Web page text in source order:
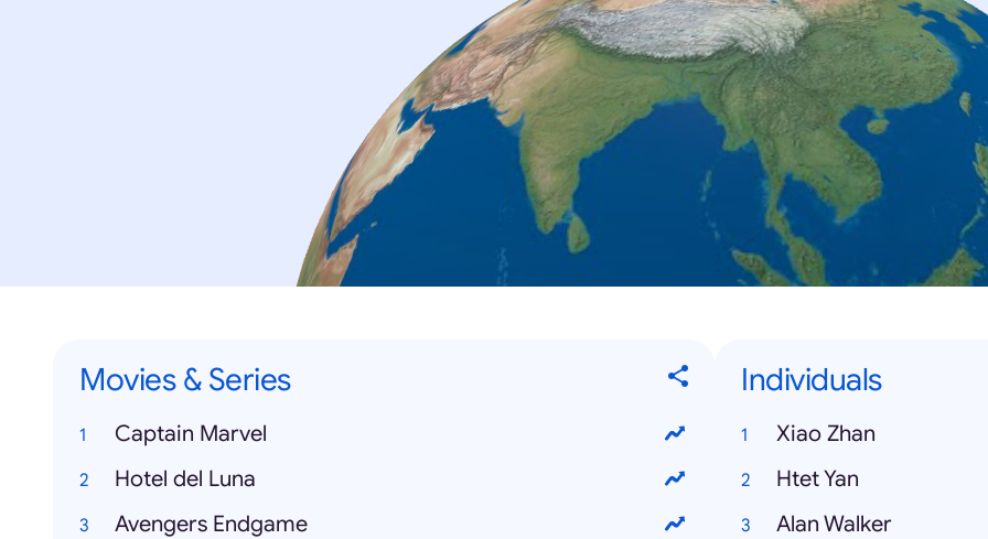
Movies & Series
Captain Marvel
Hotel del Luna
Avengers Endgame
Individuals
Xiao Zhan
Htet Yan
Alan Walker